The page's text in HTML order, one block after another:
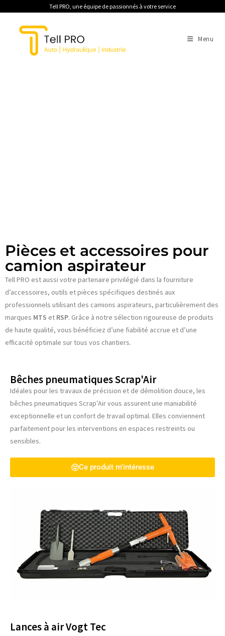
Tell PRO, une équipe de passionnés à votre service
Menu
Pièces et accessoires pour
camion aspirateur
Tell PRO est aussi votre partenaire privilégié dans la fourniture
d’accessoires, outils et pièces spécifiques destinés aux
professionnels utilisant des camions aspirateurs, particulièrement des
marques MTS et RSP. Grâce à notre sélection rigoureuse de produits
de haute qualité, vous bénéficiez d’une fiabilité accrue et d’une
efficacité optimale sur tous vos chantiers.
Bêches pneumatiques Scrap'Air
Idéales pour les travaux de précision et de démolition douce, les
bêches pneumatiques Scrap’Air vous assurent une maniabilité
exceptionnelle et un confort de travail optimal. Elles conviennent
parfaitement pour les interventions en espaces restreints ou
sensibles.
Ce produit m'intéresse
Lances à air Vogt Tec